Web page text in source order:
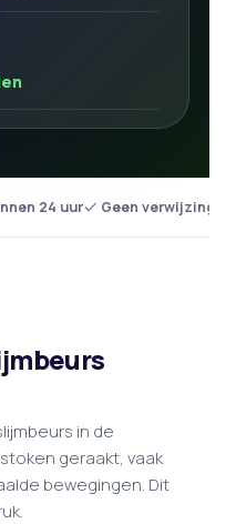
24 uur Geen verwijzing
in de
geraakt, vaak
bewegingen. Dit